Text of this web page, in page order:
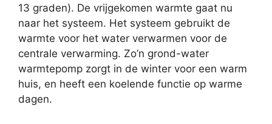
13 graden). De vrijgekomen warmte gaat nu
naar het systeem. Het systeem gebruikt de
warmte voor het water verwarmen voor de
centrale verwarming. Zo’n grond-water
warmtepomp zorgt in de winter voor een warm
huis, en heeft een koelende functie op warme
dagen.